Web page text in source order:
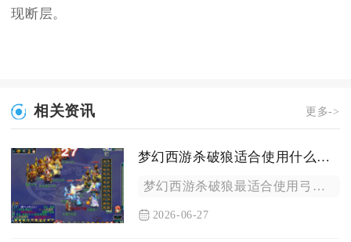
现断层。
相关资讯 更多->
梦幻西游杀破狼适合使用什么武器
梦幻西游杀破狼最适合使用弓与宝珠两类武器，其中物理系首选高伤...
2026-06-27